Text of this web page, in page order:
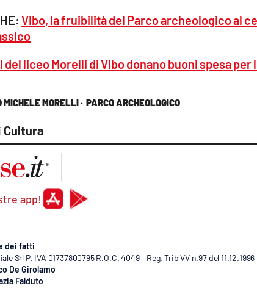
MORELLI · PARCO ARCHEOLOGICO
Cultura
Vibo, la fruibilità del Parco archeologico al
del liceo Morelli di Vibo donano buoni spesa
app!
dei fatti
Srl P. IVA 01737800795 R.O.C. 4049 – Reg. Trib VV n.97 del 11.12.1996
De Girolamo
Falduto